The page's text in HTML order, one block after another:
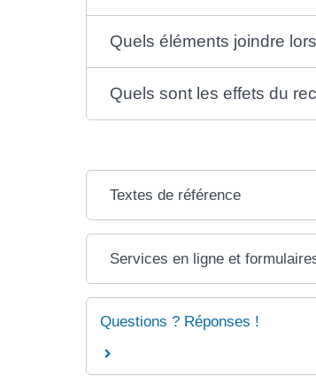
Quels éléments joindre
Quels sont les effets du
Textes de référence
Services en ligne et
Questions ? Réponses !